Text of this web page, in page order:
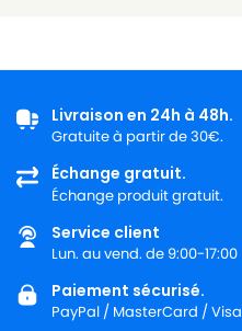
Livraison en 24h à 48h.
Gratuite à partir de 30€.
Échange gratuit.
Échange produit gratuit.
Service client
Lun. au vend. de 9:00-17:00
Paiement sécurisé.
PayPal / MasterCard / Visa